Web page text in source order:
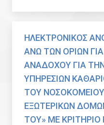
ΗΛΕΚΤΡΟΝΙΚΟΣ
ΑΝΩ ΤΩΝ ΟΡΙΩΝ
ΑΝΑΔΟΧΟΥ ΓΙΑ
ΥΠΗΡΕΣΙΩΝ
ΤΟΥ
ΕΞΩΤΕΡΙΚΩΝ
ΤΟΥ» ΜΕ